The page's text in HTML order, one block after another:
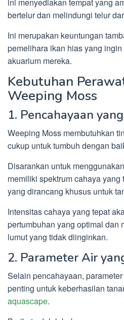
bertelur dan melindungi telur
Ini merupakan keuntungan
pemelihara ikan hias yang
akuarium mereka.
Kebutuhan
Weeping Moss
1. Pencahayaan
Weeping Moss membutuhkan
cukup untuk tumbuh dengan
Disarankan untuk
memiliki spektrum cahaya
yang dirancang khusus untuk
Intensitas cahaya yang tepat
pertumbuhan yang optimal dan
lumut yang tidak diinginkan.
2. Parameter Air
Selain pencahayaan,
penting untuk keberhasilan
aquascape.